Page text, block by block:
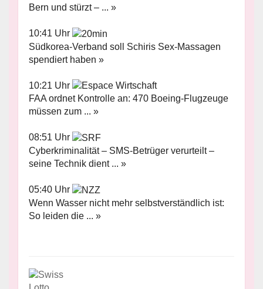
Bern und stürzt – ... »
10:41 Uhr
Südkorea-Verband soll Schiris Sex-Massagen
spendiert haben »
10:21 Uhr
FAA ordnet Kontrolle an: 470 Boeing-Flugzeuge
müssen zum ... »
08:51 Uhr
Cyberkriminalität – SMS-Betrüger verurteilt –
seine Technik dient ... »
05:40 Uhr
Wenn Wasser nicht mehr selbstverständlich ist:
So leiden die ... »